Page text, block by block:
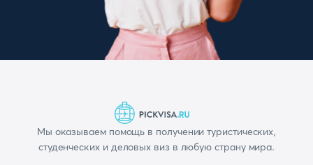
Мы оказываем помощь в получении туристических,
студенческих и деловых виз в любую страну мира.